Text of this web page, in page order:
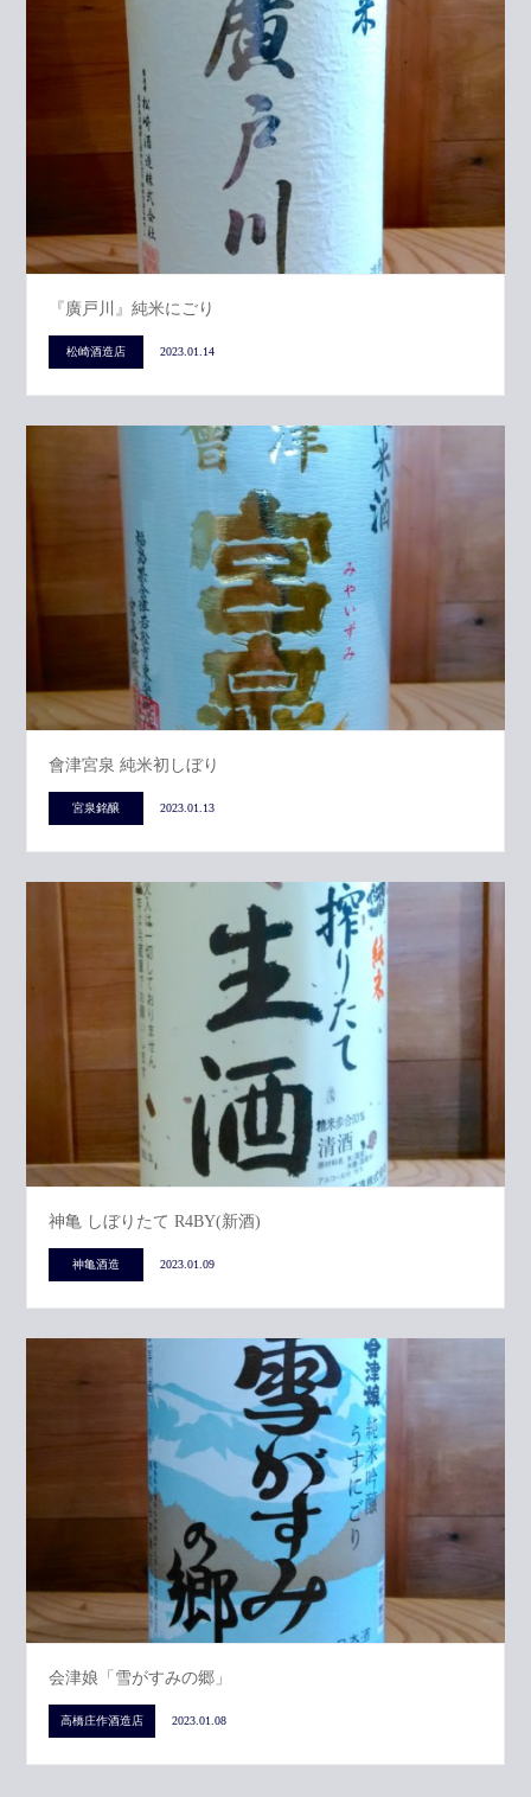
『廣戸川』純米にごり
松崎酒造店 2023.01.14
會津宮泉 純米初しぼり
宮泉銘醸 2023.01.13
神亀 しぼりたて R4BY(新酒)
神亀酒造 2023.01.09
会津娘「雪がすみの郷」
高橋庄作酒造店 2023.01.08